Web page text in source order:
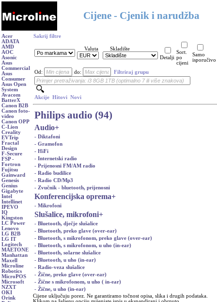
Cijene - Cjenik i narudžba
Acer
ADATA
AMD
AOC
Asonic
Asus
Commercial
Asus
Consumer
Asus Open
System
Avacom
BatterX
Canon B2B
Canon foto-
video
Canon OPP
C-Lion
Creality
EVTrip
Fractal
Design
F-Secure
FSP -
Fortron
Fujitsu
Gainward
Genesis
Genius
Gigabyte
Intel
Intellinet
IPEVO
IQ
Kingston
LC Power
Lenovo
LG B2B
LG IT
Logitech
MAETONE
Manhattan
Maxell
Microline
Robotics
MicroPOS
Microsoft
NZXT
OKI
Orink
Sakrij filtre
Valuta
Skladište
Detalji
Sort.
po
cijeni
Samo
isporučivo
Od: do: Filtriraj grupu
Akcije Hitovi Novi
Philips audio (94)
Audio+
- Diktafoni
- Gramofon
- HiFi
- Internetski radio
- Prijenosni FM/AM radio
- Radio budilice
- Radio CD/Mp3
- Zvučnik - bluetooth, prijenosni
Konferencijska oprema+
- Mikrofoni
Slušalice, mikrofoni+
- Bluetooth, dječje slušalice
- Bluetooth, preko glave (over-ear)
- Bluetooth, s mikrofonom, preko glave (over-ear)
- Bluetooth, s mikrofonom, u uho (in-ear)
- Bluetooth, solarne slušalice
- Bluetooth, u uho (in-ear)
- Radio-veza slušalice
- Žične, preko glave (over-ear)
- Žične s mikrofonom, u uho ( in-ear)
- Žične, u uho (in-ear)
Cijene uključuju porez. Ne garantiramo točnost opisa, slika i drugih podataka.